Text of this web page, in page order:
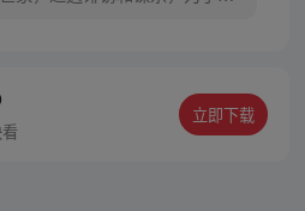
慢揭开了自己的身世之谜。而
己的纠葛，竟是从前世便开始
立即下载